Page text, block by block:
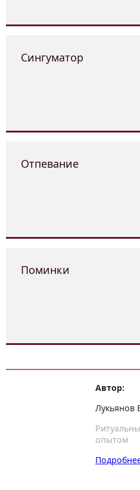
Сингуматор
Отпевание
Поминки
Автор:
Лукьянов
опытом